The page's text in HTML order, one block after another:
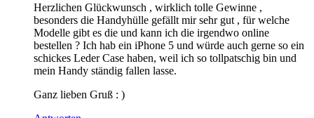
Herzlichen Glückwunsch , wirklich tolle Gewinne ,
besonders die Handyhülle gefällt mir sehr gut , für welche
Modelle gibt es die und kann ich die irgendwo online
bestellen ? Ich hab ein iPhone 5 und würde auch gerne so ein
schickes Leder Case haben, weil ich so tollpatschig bin und
mein Handy ständig fallen lasse.
Ganz lieben Gruß : )